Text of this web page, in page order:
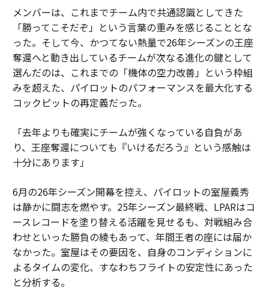
メンバーは、これまでチーム内で共通認識としてきた
「勝ってこそだぞ」という言葉の重みを感じることとな
った。そして今、かつてない熱量で26年シーズンの王座
奪還へと動き出しているチームが次なる進化の鍵として
選んだのは、これまでの「機体の空力改善」という枠組
みを超えた、パイロットのパフォーマンスを最大化する
コックピットの再定義だった。
「去年よりも確実にチームが強くなっている自負があ
り、王座奪還についても『いけるだろう』という感触は
十分にあります」
6月の26年シーズン開幕を控え、パイロットの室屋義秀
は静かに闘志を燃やす。25年シーズン最終戦、LPARはコ
ースレコードを塗り替える活躍を見せるも、対戦組み合
わせといった勝負の綾もあって、年間王者の座には届か
なかった。室屋はその要因を、自身のコンディションに
よるタイムの変化、すなわちフライトの安定性にあった
と分析する。